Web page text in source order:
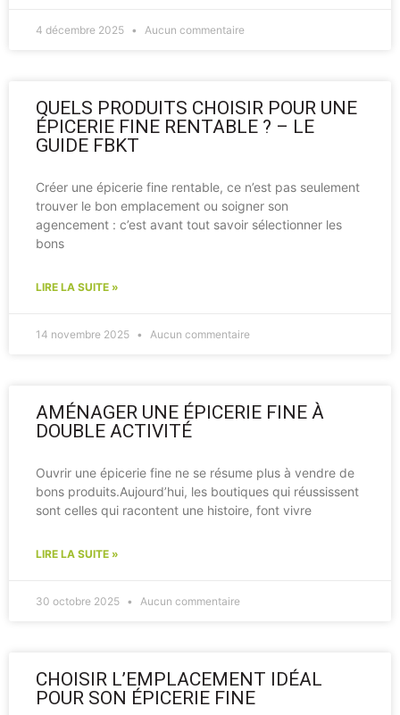
4 décembre 2025 Aucun commentaire
QUELS PRODUITS CHOISIR POUR UNE
ÉPICERIE FINE RENTABLE ? – LE
GUIDE FBKT
Créer une épicerie fine rentable, ce n’est pas seulement
trouver le bon emplacement ou soigner son
agencement : c’est avant tout savoir sélectionner les
bons
LIRE LA SUITE »
14 novembre 2025 Aucun commentaire
AMÉNAGER UNE ÉPICERIE FINE À
DOUBLE ACTIVITÉ
Ouvrir une épicerie fine ne se résume plus à vendre de
bons produits.Aujourd’hui, les boutiques qui réussissent
sont celles qui racontent une histoire, font vivre
LIRE LA SUITE »
30 octobre 2025 Aucun commentaire
CHOISIR L’EMPLACEMENT IDÉAL
POUR SON ÉPICERIE FINE